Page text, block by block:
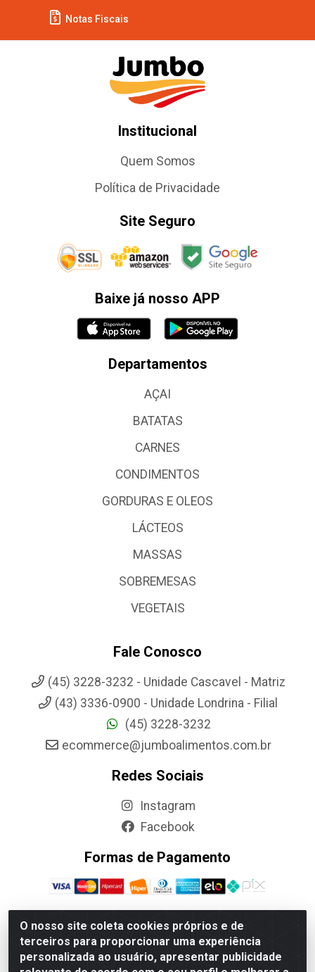
O nosso site coleta cookies próprios e de
terceiros para proporcionar uma experiência
personalizada ao usuário, apresentar publicidade
Notas Fiscais
Institucional
Quem Somos
Política de Privacidade
Site Seguro
Baixe já nosso APP
Departamentos
AÇAI
BATATAS
CARNES
CONDIMENTOS
GORDURAS E OLEOS
LÁCTEOS
MASSAS
SOBREMESAS
VEGETAIS
Fale Conosco
(45) 3228-3232 - Unidade Cascavel - Matriz
(43) 3336-0900 - Unidade Londrina - Filial
(45) 3228-3232
ecommerce@jumboalimentos.com.br
Redes Sociais
Instagram
Facebook
Formas de Pagamento
Jumbo Alimentos Cascavel - Matriz - Rua Itatiba Do Sul, 161 -
Santos Dumont, Cascavel-PR - CEP 85804-700- CNPJ